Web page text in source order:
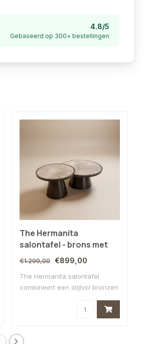
4.8/5
Gebaseerd op 300+ bestellingen
The Hermanita
salontafel - brons met
wit glasmarmer
€1.299,00 €899,00
The Hermanita salontafel
combineert een stijlvol bronzen